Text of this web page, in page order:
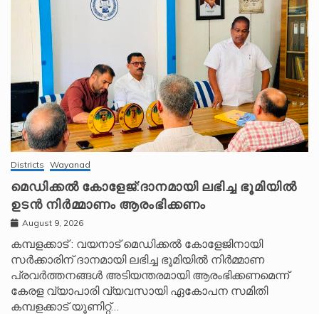
Districts Wayanad
മെഡിക്കൽ കോളേജ്:ദാനമായി ലഭിച്ച ഭൂമിയിൽ
ഉടൻ നിർമ്മാണം ആരംഭിക്കണം
August 9, 2026
കമ്പളക്കാട് : വയനാട് മെഡിക്കൽ കോളേജിനായി
സർക്കാരിന് ദാനമായി ലഭിച്ച ഭൂമിയിൽ നിർമ്മാണ
പ്രവർത്തനങ്ങൾ അടിയന്തരമായി ആരംഭിക്കണമെന്ന്
കേരള വ്യാപാരി വ്യവസായി ഏകോപന സമിതി
കമ്പളക്കാട് യൂണിറ്റ്…